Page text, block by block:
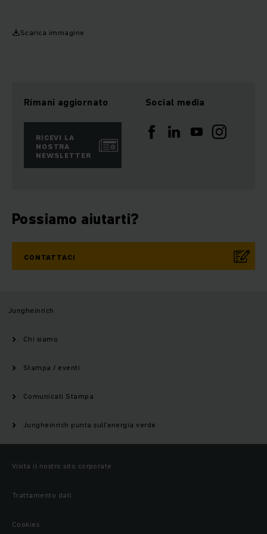
Scarica immagine
Rimani aggiornato
RICEVI LA
NOSTRA
NEWSLETTER
Social media
Possiamo aiutarti?
CONTATTACI
Jungheinrich
Chi siamo
Stampa / eventi
Comunicati Stampa
Jungheinrich punta sull'energia verde
Visita il nostro sito corporate
Trattamento dati
Cookies